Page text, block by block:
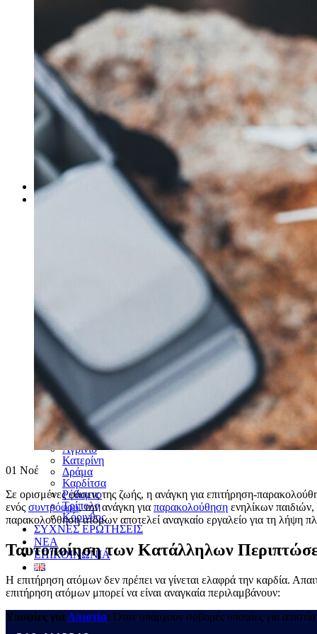
Έλεγχος Ιστορικού Υπαλλήλου
Ανίχνευση Διαρροής Πληροφοριών
Βιομηχανικές Έρευνες
Εντοπισμός Δικαστικών Στοιχείων
Έλεγχος Προσωπικού – Συνεργατών
Έρευνα για Ηλεκτρονικές Απάτες
Συνοδεία Χρηματαποστολών
Έλεγχος Τηλεφωνικών Συνδιαλέξεων
Ασφαλιστικές Απάτες
Ανάκτηση Χρεών – Εύρεση Οφειλετών
Μέτρα Προστασίας Επικοινωνιών
ΕΞΟΠΛΙΣΜΟΣ
ΔΙΚΤΥΟ ΣΥΝΕΡΓΑΤΩΝ
Σέρρες
Βέροια
Ξάνθη
Καλαμάτα
Χανιά
Λαμία
Κομοτηνή
Ρόδος
Μύκονος
Αγρίνιο
Κατερίνη
Δράμα
Καρδίτσα
Ρέθυμνο
Τρίπολη
Κόρινθος
ΣΥΧΝΕΣ ΕΡΩΤΗΣΕΙΣ
ΝΕΑ
ΕΠΙΚΟΙΝΩΝΙΑ
01 Νοέ
Σε ορισμένες φάσεις της ζωής, η ανάγκη για επιτήρηση-
ενός συντρόφου, την ανάγκη για παρακολούθηση ενηλίκων
παρακολούθηση ατόμων αποτελεί αναγκαίο εργαλείο για τη λήψη
Ταυτοποίηση των Κατάλληλων
Η επιτήρηση ατόμων δεν πρέπει να γίνεται ελαφρά την καρδία.
επιτήρηση ατόμων μπορεί να είναι αναγκαία περιλαμβάνουν:
Υποψίες για Απιστία: Όταν υπάρχουν σοβαρές υποψίες για